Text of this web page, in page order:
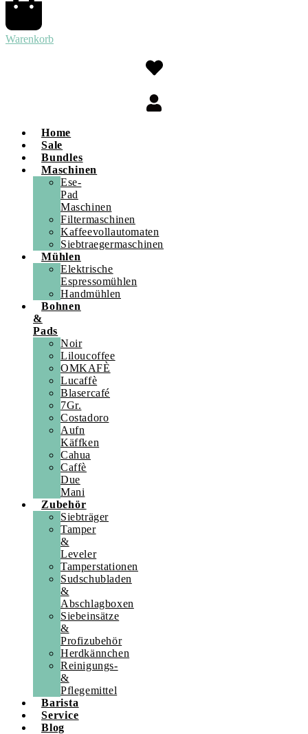
Warenkorb
Home
Sale
Bundles
Maschinen
Ese-
Pad
Maschinen
Filtermaschinen
Kaffeevollautomaten
Siebtraegermaschinen
Mühlen
Elektrische
Espressomühlen
Handmühlen
Bohnen
&
Pads
Noir
Liloucoffee
OMKAFÈ
Lucaffè
Blasercafé
7Gr.
Costadoro
Aufn
Käffken
Cahua
Caffè
Due
Mani
Zubehör
Siebträger
Tamper
&
Leveler
Tamperstationen
Sudschubladen
&
Abschlagboxen
Siebeinsätze
&
Profizubehör
Herdkännchen
Reinigungs-
&
Pflegemittel
Barista
Service
Blog